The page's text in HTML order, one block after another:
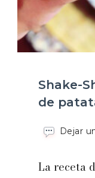
Shake-
de
Dejar
La receta